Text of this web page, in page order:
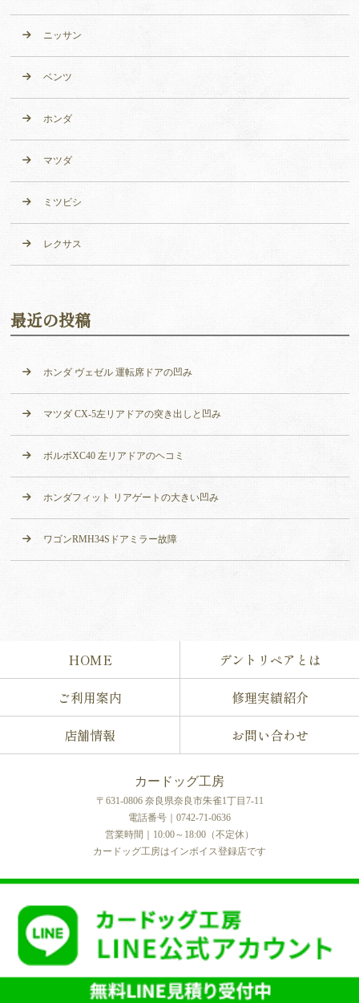
ニッサン
ベンツ
ホンダ
マツダ
ミツビシ
レクサス
最近の投稿
ホンダ ヴェゼル 運転席ドアの凹み
マツダ CX-5左リアドアの突き出しと凹み
ボルボXC40 左リアドアのヘコミ
ホンダフィット リアゲートの大きい凹み
ワゴンRMH34Sドアミラー故障
HOME
デントリペアとは
ご利用案内
修理実績紹介
店舗情報
お問い合わせ
カードッグ工房
〒631-0806 奈良県奈良市朱雀1丁目7-11
電話番号｜0742-71-0636
営業時間｜10:00～18:00（不定休）
カードッグ工房はインボイス登録店です